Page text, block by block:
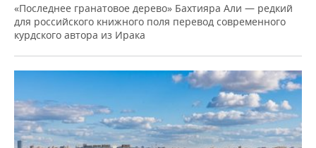
«Последнее гранатовое дерево» Бахтияра Али — редкий
для российского книжного поля перевод современного
курдского автора из Ирака